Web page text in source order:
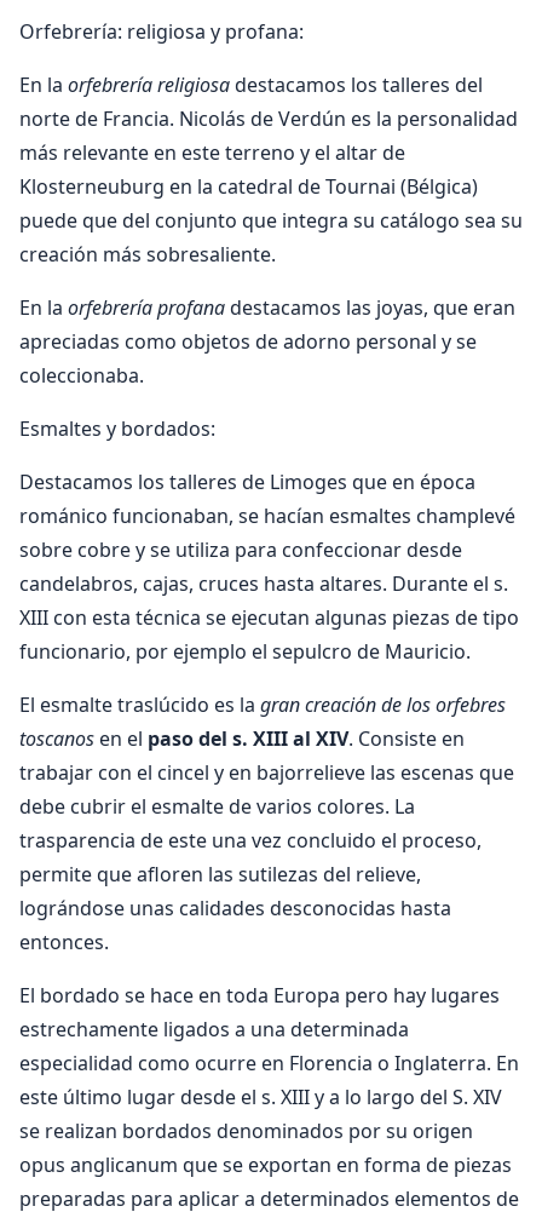
Orfebrería: religiosa y profana:
En la orfebrería religiosadestacamos los talleres del
norte de Francia. Nicolás de Verdún es la personalidad
más relevante en este terreno y el altar de
Klosterneuburg en la catedral de Tournai (Bélgica)
puede que del conjunto que integra su catálogo sea su
creación más sobresaliente.
En la orfebrería profanadestacamos las joyas, que eran
apreciadas como objetos de adorno personal y se
coleccionaba.
Esmaltes y bordados:
Destacamos los talleres de Limoges que en época
románico funcionaban, se hacían esmaltes champlevé
sobre cobre y se utiliza para confeccionar desde
candelabros, cajas, cruces hasta altares. Durante el s.
XIII con esta técnica se ejecutan algunas piezas de tipo
funcionario, por ejemplo el sepulcro de Mauricio.
El esmalte traslúcido es la gran creación de los orfebres
toscanos en el paso del s. XIII al XIV. Consiste en
trabajar con el cincel y en bajorrelieve las escenas que
debe cubrir el esmalte de varios colores. La
trasparencia de este una vez concluido el proceso,
permite que afloren las sutilezas del relieve,
lográndose unas calidades desconocidas hasta
entonces.
El bordado se hace en toda Europa pero hay lugares
estrechamente ligados a una determinada
especialidad como ocurre en Florencia o Inglaterra. En
este último lugar desde el s. XIII y a lo largo del S. XIV
se realizan bordados denominados por su origen
opus anglicanum que se exportan en forma de piezas
preparadas para aplicar a determinados elementos de